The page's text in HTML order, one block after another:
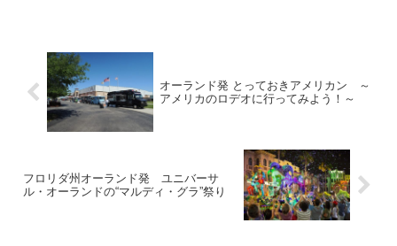
オーランド発 とっておきアメリカン ～
アメリカのロデオに行ってみよう！～
フロリダ州オーランド発 ユニバーサ
ル・オーランドの“マルディ・グラ”祭り